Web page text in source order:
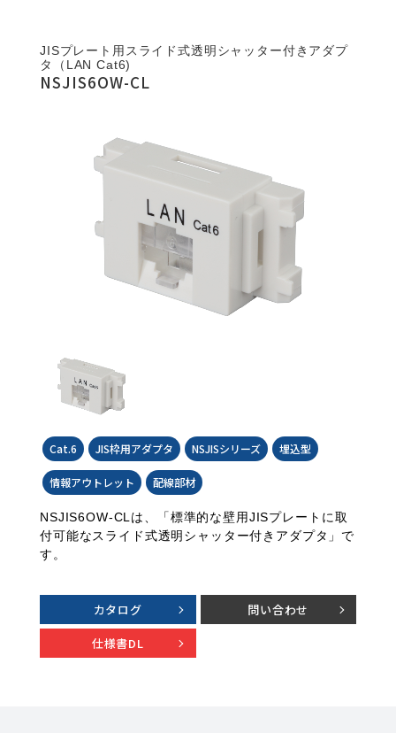
JISプレート用スライド式透明シャッター付きアダプ
タ（LAN Cat6)
NSJIS6OW-CL
Cat.6 JIS枠用アダプタ NSJISシリーズ 埋込型
情報アウトレット 配線部材
NSJIS6OW-CLは、「標準的な壁用JISプレートに取
付可能なスライド式透明シャッター付きアダプタ」で
す。
カタログ
問い合わせ
仕様書DL